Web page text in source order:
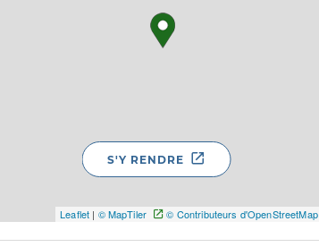
Leaflet | © MapTiler © Contributeurs d'OpenStreetMap
S'Y RENDRE